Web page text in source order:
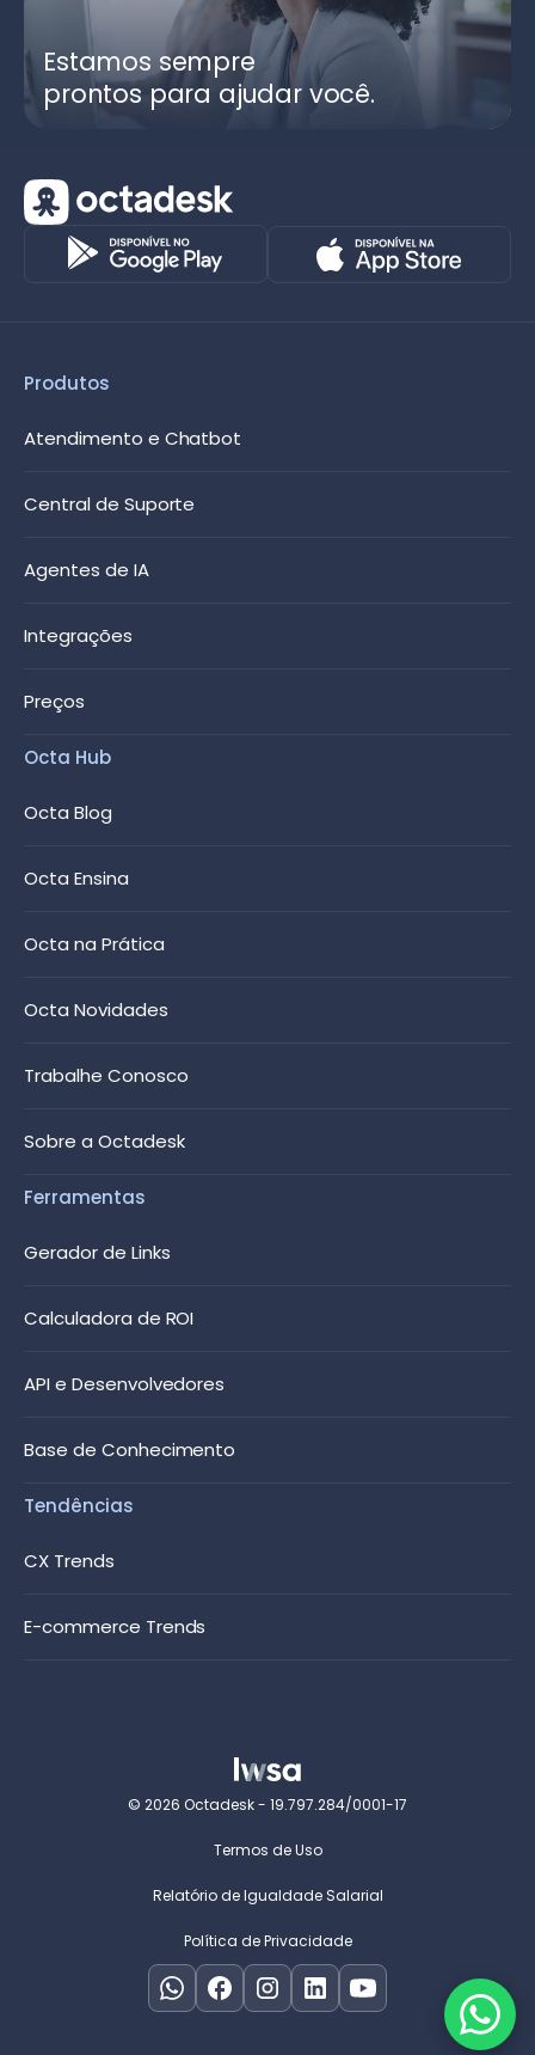
Estamos sempre
prontos para ajudar você.
Produtos
Atendimento e Chatbot
Central de Suporte
Agentes de IA
Integrações
Preços
Octa Hub
Octa Blog
Octa Ensina
Octa na Prática
Octa Novidades
Trabalhe Conosco
Sobre a Octadesk
Ferramentas
Gerador de Links
Calculadora de ROI
API e Desenvolvedores
Base de Conhecimento
Tendências
CX Trends
E-commerce Trends
© 2026 Octadesk - 19.797.284/0001-17
Termos de Uso
Relatório de Igualdade Salarial
Política de Privacidade